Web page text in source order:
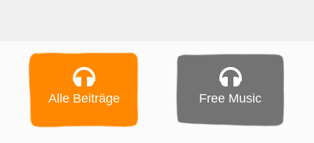
Alle Beiträge Free Music